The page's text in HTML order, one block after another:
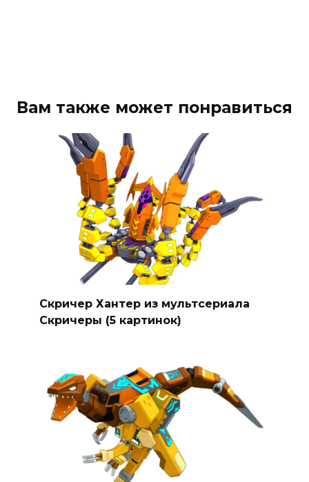
Вам также может понравиться
Скричер Хантер из мультсериала
Скричеры (5 картинок)